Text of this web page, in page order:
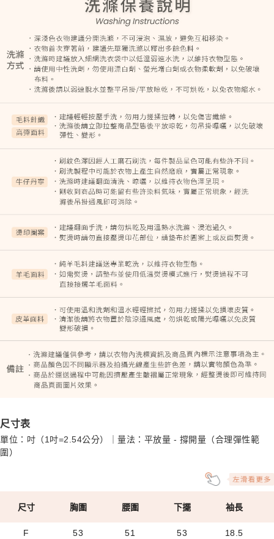
尺寸表
單位：吋（1吋=2.54公分）｜量法：平放量 - 撐開量（合理彈性範
圍）
尺寸 胸圍 腰圍 下擺 袖長
F 53 51 53 18.5